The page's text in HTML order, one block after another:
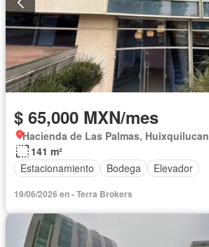
$ 65,000 MXN/mes
Hacienda de Las Palmas, Huixquilucan
141 m²
Estacionamiento
Bodega Elevador
19/06/2026 en - Terra Brokers